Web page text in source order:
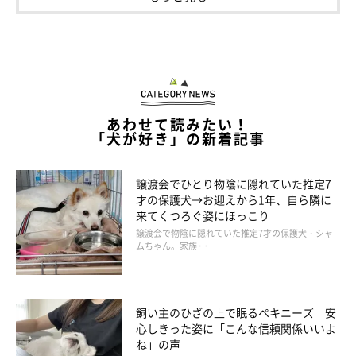
あわせて読みたい！
「犬が好き」の新着記事
譲渡会でひとり物陰に隠れていた推定7
才の保護犬→お迎えから1年、自ら隣に
来てくつろぐ姿にほっこり
譲渡会で物陰に隠れていた推定7才の保護犬・シャ
ムちゃん。家族 …
飼い主のひざの上で眠るペキニーズ 安
心しきった姿に「こんな信頼関係いいよ
ね」の声